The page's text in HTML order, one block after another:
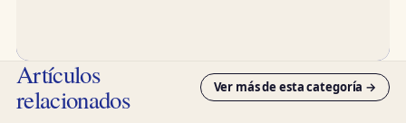
Artículos
relacionados Ver más de esta categoría →